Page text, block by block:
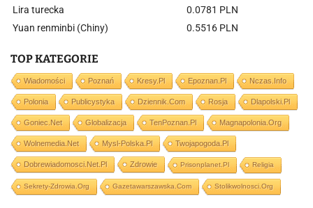
Lira turecka
0.0781 PLN
Yuan renminbi (Chiny)
0.5516 PLN
TOP KATEGORIE
Wiadomości Poznań Kresy.pl Epoznan.pl Nczas.info
Polonia Publicystyka Dziennik.com Rosja Dlapolski.pl
Goniec.net Globalizacja TenPoznan.pl Magnapolonia.org
Wolnemedia.net Mysl-Polska.pl Twojapogoda.pl
Dobrewiadomosci.net.pl Zdrowie Prisonplanet.pl Religia
Sekrety-Zdrowia.org Gazetawarszawska.com Stolikwolnosci.org